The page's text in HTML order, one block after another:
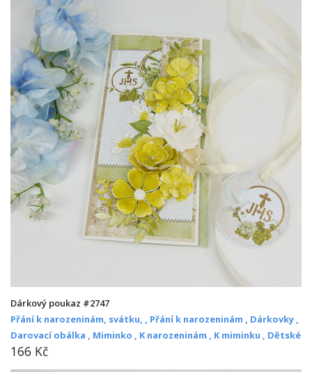
Dárkový poukaz #2747
Přání k narozeninám, svátku, , Přání k narozeninám , Dárkovky ,
Darovací obálka , Miminko , K narozeninám , K miminku , Dětské
166 Kč